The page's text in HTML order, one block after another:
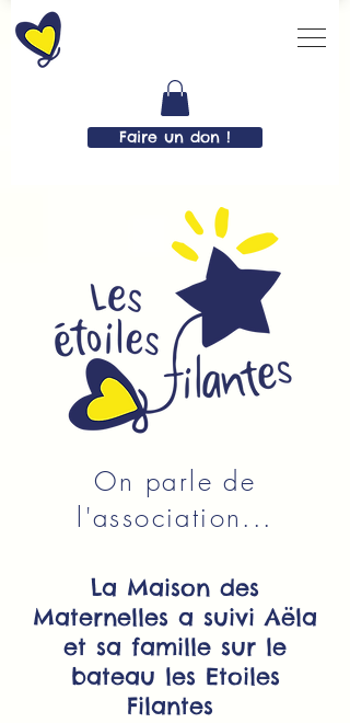
Faire un don !
On parle de
l'association...
La Maison des
Maternelles a suivi Aëla
et sa famille sur le
bateau les Etoiles
Filantes